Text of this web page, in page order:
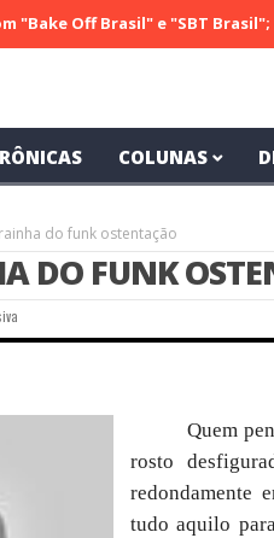
Brasil" e "SBT Brasil"; confira
COLUNAS
do funk ostentação
DO FUNK
Quem
rosto
redondamente
tudo aquilo